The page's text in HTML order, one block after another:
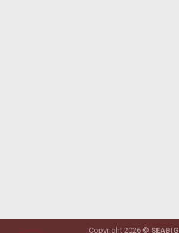
Copyright 2026 © SEABIG